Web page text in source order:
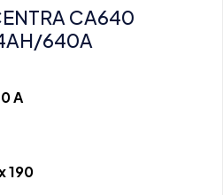
CA640
640A
A
190